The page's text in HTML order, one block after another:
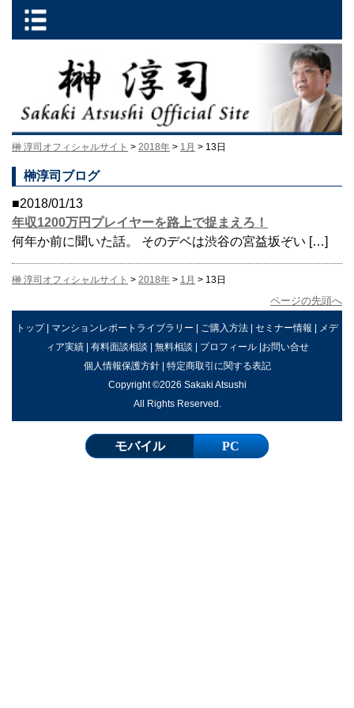
榊 淳司オフィシャルサイト > 2018年 > 1月 > 13日
榊淳司ブログ
■2018/01/13
年収1200万円プレイヤーを路上で捉まえろ！
何年か前に聞いた話。 そのデベは渋谷の宮益坂ぞい […]
榊 淳司オフィシャルサイト > 2018年 > 1月 > 13日
ページの先頭へ
トップ| マンションレポートライブラリー | ご購入方法 | セミナー情報 | メデ
ィア実績| 有料面談相談 | 無料相談 | プロフィール|お問い合せ
個人情報保護方針| 特定商取引に関する表記
Copyright ©2026 Sakaki Atsushi
All Rights Reserved.
モバイル PC